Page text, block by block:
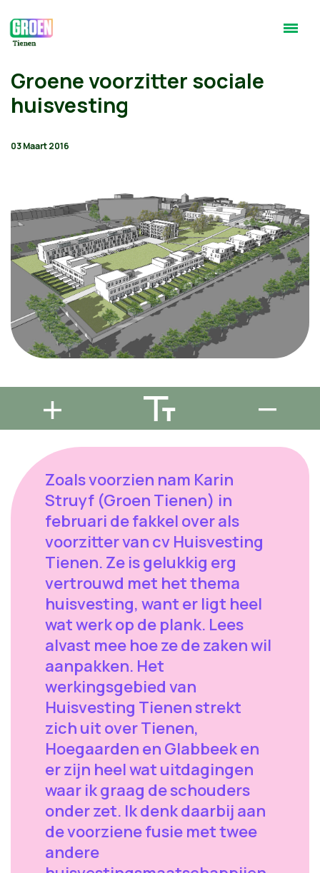
Groene voorzitter sociale
huisvesting
03 Maart 2016
Zoals voorzien nam Karin
Struyf (Groen Tienen) in
februari de fakkel over als
voorzitter van cv Huisvesting
Tienen. Ze is gelukkig erg
vertrouwd met het thema
huisvesting, want er ligt heel
wat werk op de plank. Lees
alvast mee hoe ze de zaken wil
aanpakken. Het
werkingsgebied van
Huisvesting Tienen strekt
zich uit over Tienen,
Hoegaarden en Glabbeek en
er zijn heel wat uitdagingen
waar ik graag de schouders
onder zet. Ik denk daarbij aan
de voorziene fusie met twee
andere